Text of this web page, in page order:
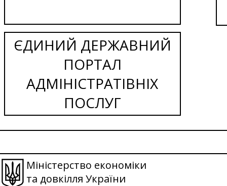
ЄДИНИЙ ДЕРЖАВНИЙ
ПОРТАЛ
АДМІНІСТРАТІВНІХ
ПОСЛУГ
Міністерство економіки
та довкілля України